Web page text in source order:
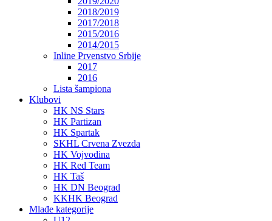
2018/2019
2017/2018
2015/2016
2014/2015
Inline Prvenstvo Srbije
2017
2016
Lista šampiona
Klubovi
HK NS Stars
HK Partizan
HK Spartak
SKHL Crvena Zvezda
HK Vojvodina
HK Red Team
HK Taš
HK DN Beograd
KKHK Beograd
Mlađe kategorije